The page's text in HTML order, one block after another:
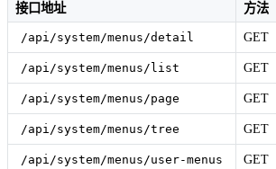
接口地址 方法
/api/system/menus/detail GET
/api/system/menus/list GET
/api/system/menus/page GET
/api/system/menus/tree GET
/api/system/menus/user-menus GET